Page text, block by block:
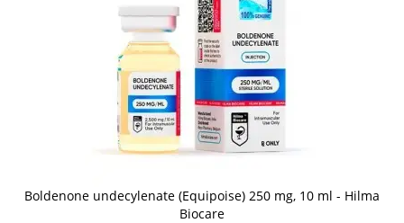
Boldenone undecylenate (Equipoise) 250 mg, 10 ml - Hilma
Biocare